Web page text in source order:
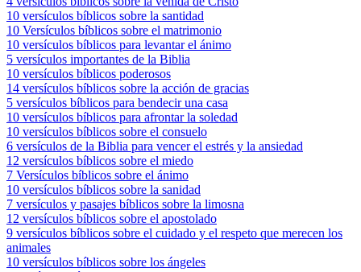
10 versículos bíblicos sobre la santidad
10 Versículos bíblicos sobre el matrimonio
10 versículos bíblicos para levantar el ánimo
5 versículos importantes de la Biblia
10 versículos bíblicos poderosos
14 versículos bíblicos sobre la acción de gracias
5 versículos bíblicos para bendecir una casa
10 versículos bíblicos para afrontar la soledad
10 versículos bíblicos sobre el consuelo
6 versículos de la Biblia para vencer el estrés y la ansiedad
12 versículos bíblicos sobre el miedo
7 Versículos bíblicos sobre el ánimo
10 versículos bíblicos sobre la sanidad
7 versículos y pasajes bíblicos sobre la limosna
12 versículos bíblicos sobre el apostolado
9 versículos bíblicos sobre el cuidado y el respeto que merecen los
animales
10 versículos bíblicos sobre los ángeles